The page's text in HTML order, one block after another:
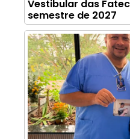
Vestibular das
semestre de 2027